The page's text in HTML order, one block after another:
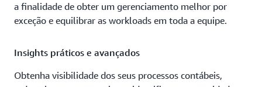
a finalidade de obter um gerenciamento melhor por
exceção e equilibrar as workloads em toda a equipe.
Insights práticos e avançados
Obtenha visibilidade dos seus processos contábeis,